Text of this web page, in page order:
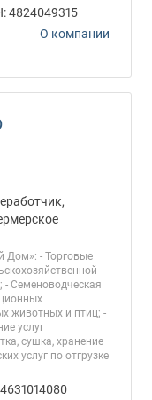
4824049315
О компании
Дом»: - Торговые
- Семеноводческая
животных и птиц; -
услуг
сушка, хранение
услуг по отгрузке